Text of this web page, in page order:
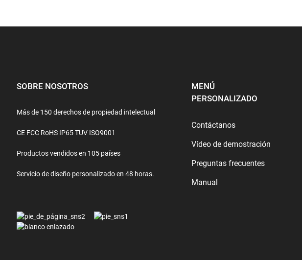
SOBRE NOSOTROS
Más de 150 derechos de propiedad intelectual
CE FCC RoHS IP65 TUV ISO9001
Productos vendidos en 105 países
Servicio de diseño personalizado en 48 horas.
MENÚ
PERSONALIZADO
Contáctanos
Vídeo de demostración
Preguntas frecuentes
Manual